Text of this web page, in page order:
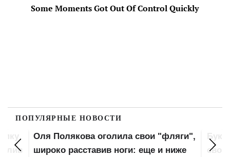
ПОПУЛЯРНЫЕ НОВОСТИ
свои "фляги",
еще и ниже
Буквально голая Анна Тринчер
свою ракушку в очень интересной